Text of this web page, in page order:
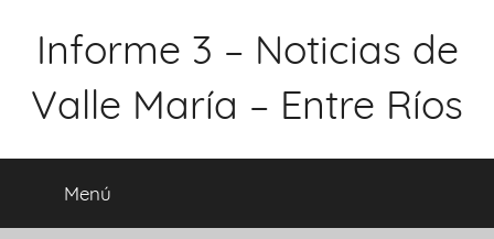
Informe 3 – Noticias de
Valle María – Entre Ríos
Menú